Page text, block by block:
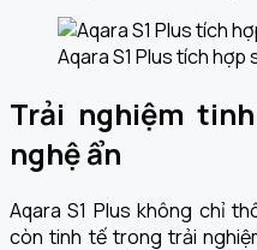
Aqara S1 Plus tích
Trải nghiệm
nghệ ẩn
Aqara S1 Plus không chỉ
còn tinh tế trong trải